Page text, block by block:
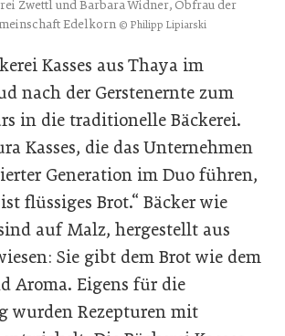
Zwettl und Barbara Widner, Obfrau der
Edelkorn © Philipp Lipiarski
Kasses aus Thaya im
nach der Gerstenernte zum
in die traditionelle Bäckerei.
Kasses, die das Unternehmen
Generation im Duo führen,
flüssiges Brot.“ Bäcker wie
auf Malz, hergestellt aus
Sie gibt dem Brot wie dem
Aroma. Eigens für die
wurden Rezepturen mit